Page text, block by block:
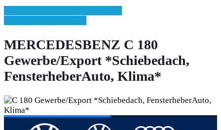
MERCEDESBENZ C 180
Gewerbe/Export *Schiebedach,
FensterheberAuto, Klima*